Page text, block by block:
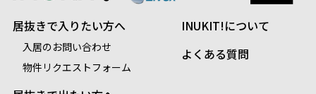
居抜きで入りたい方へ
入居のお問い合わせ
物件リクエストフォーム
INUKIT!について
よくある質問